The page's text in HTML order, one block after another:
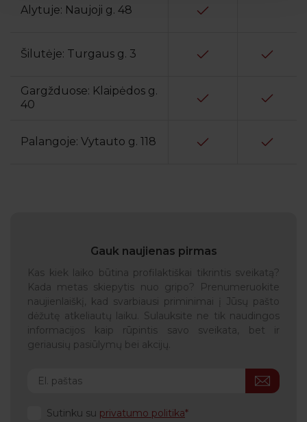
Alytuje: Naujoji g. 48
Šilutėje: Turgaus g. 3
Gargžduose: Klaipėdos g.
40
Palangoje: Vytauto g. 118
Gauk naujienas pirmas
Kas kiek laiko būtina profilaktiškai tikrintis sveikatą?
Kada metas skiepytis nuo gripo? Prenumeruokite
naujienlaiškį, kad svarbiausi priminimai į Jūsų pašto
dėžutę atkeliautų laiku. Sulauksite ne tik naudingos
informacijos kaip rūpintis savo sveikata, bet ir
geriausių pasiūlymų bei akcijų.
Sutinku su privatumo politika